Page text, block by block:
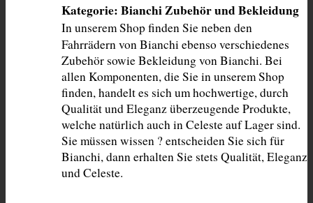
Kategorie: Bianchi Zubehör und Bekleidung
In unserem Shop finden Sie neben den
Fahrrädern von Bianchi ebenso verschiedenes
Zubehör sowie Bekleidung von Bianchi. Bei
allen Komponenten, die Sie in unserem Shop
finden, handelt es sich um hochwertige, durch
Qualität und Eleganz überzeugende Produkte,
welche natürlich auch in Celeste auf Lager sind.
Sie müssen wissen ? entscheiden Sie sich für
Bianchi, dann erhalten Sie stets Qualität, Eleganz
und Celeste.